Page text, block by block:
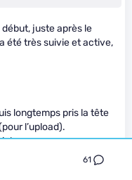
61
juste après le
été très suivie et active,
longtemps pris la tête
l’upload).